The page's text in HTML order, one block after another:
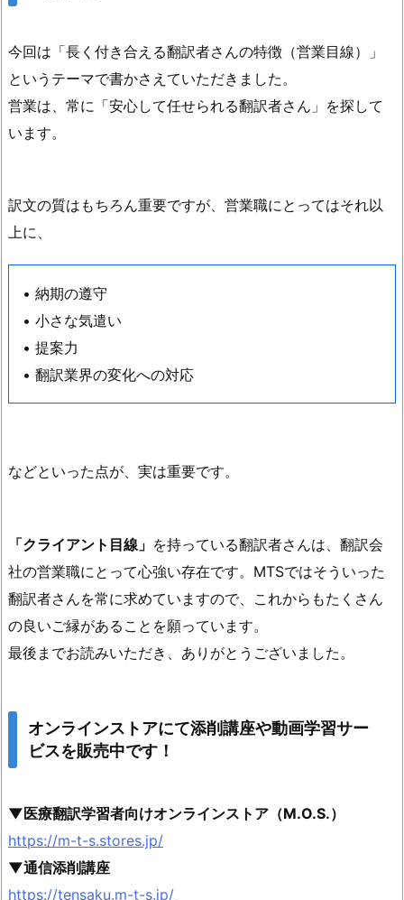
今回は「長く付き合える翻訳者さんの特徴（営業目線）」
というテーマで書かさえていただきました。
営業は、常に「安心して任せられる翻訳者さん」を探して
います。
訳文の質はもちろん重要ですが、営業職にとってはそれ以
上に、
• 納期の遵守
• 小さな気遣い
• 提案力
• 翻訳業界の変化への対応
などといった点が、実は重要です。
「クライアント目線」 を持っている翻訳者さんは、翻訳会
社の営業職にとって心強い存在です。MTSではそういった
翻訳者さんを常に求めていますので、これからもたくさん
の良いご縁があることを願っています。
最後までお読みいただき、ありがとうございました。
オンラインストアにて添削講座や動画学習サー
ビスを販売中です！
▼医療翻訳学習者向けオンラインストア（M.O.S.）
https://m-t-s.stores.jp/
▼通信添削講座
https://tensaku.m-t-s.jp/